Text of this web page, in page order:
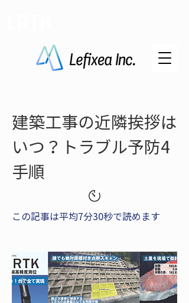
建築工事の近隣挨拶は
いつ？トラブル予防4
手順
この記事は平均7分30秒で読めます